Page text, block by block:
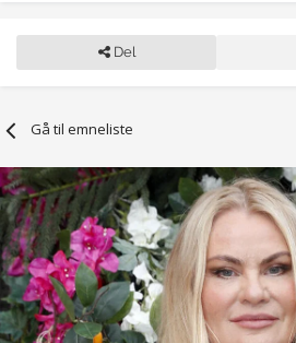
Del
Gå til emneliste